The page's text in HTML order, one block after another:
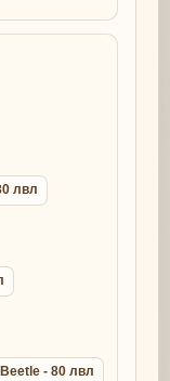
лвл
- 80 лвл